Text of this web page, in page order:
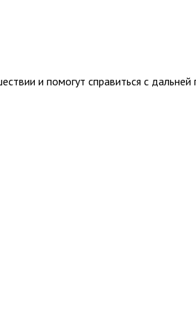
и помогут справиться с